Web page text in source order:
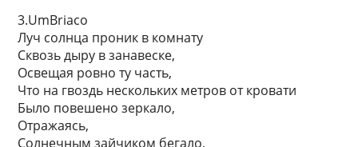
3.UmBriaco
Луч солнца проник в комнату
Сквозь дыру в занавеске,
Освещая ровно ту часть,
Что на гвоздь нескольких метров от кровати
Было повешено зеркало,
Отражаясь,
Солнечным зайчиком бегало,